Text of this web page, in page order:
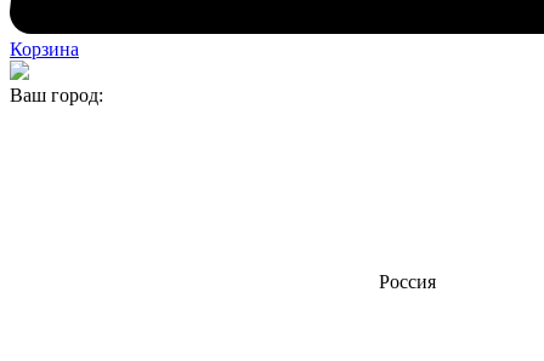
Корзина
Ваш город:
Россия